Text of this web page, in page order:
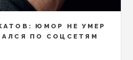
ЮМОР НЕ УМЕР
ПО СОЦСЕТЯМ